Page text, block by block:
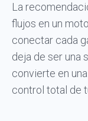
La
flujos en un
conectar cada
deja de ser una
convierte en
control total de